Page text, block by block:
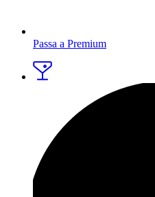
Passa a Premium